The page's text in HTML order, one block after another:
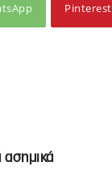
Pinterest